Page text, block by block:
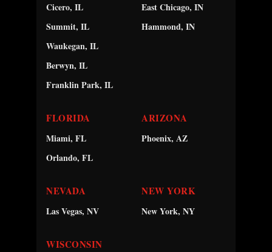
Cicero, IL
Summit, IL
Waukegan, IL
Berwyn, IL
Franklin Park, IL
East Chicago, IN
Hammond, IN
FLORIDA
Miami, FL
Orlando, FL
ARIZONA
Phoenix, AZ
NEVADA
Las Vegas, NV
NEW YORK
New York, NY
WISCONSIN